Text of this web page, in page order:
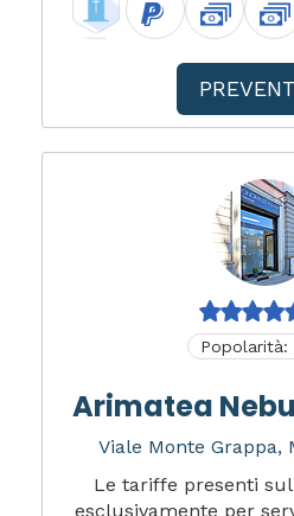
Popolarità:
Arimatea
Viale Monte Grappa,
Le tariffe presenti
esclusivamente per